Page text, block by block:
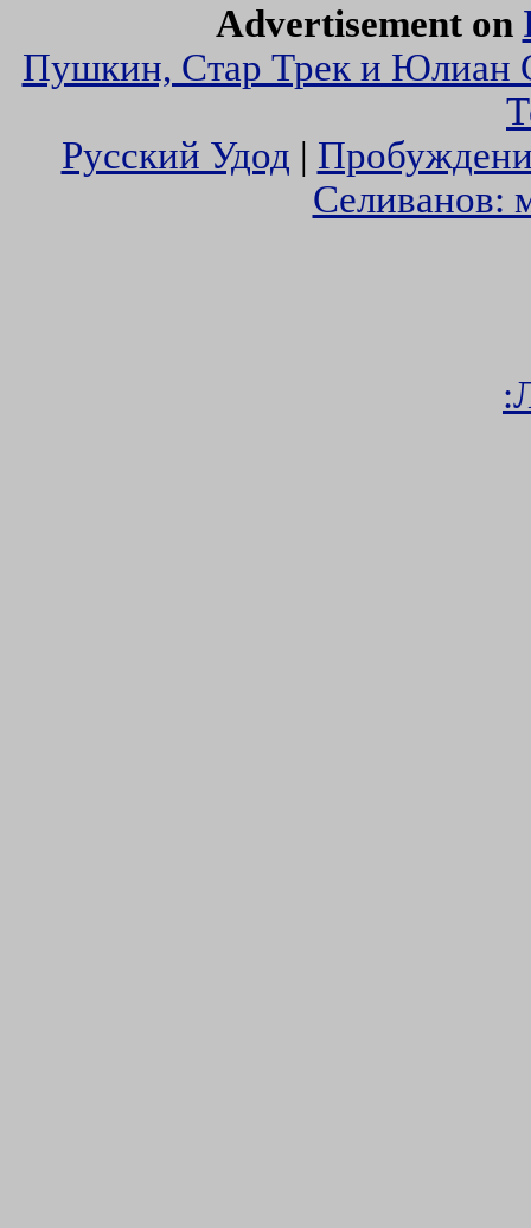
Advertisement on
Пушкин, Стар Трек и Юлиан
Русский Удод |
Селиванов: